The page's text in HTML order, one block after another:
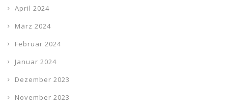
April 2024
März 2024
Februar 2024
Januar 2024
Dezember 2023
November 2023